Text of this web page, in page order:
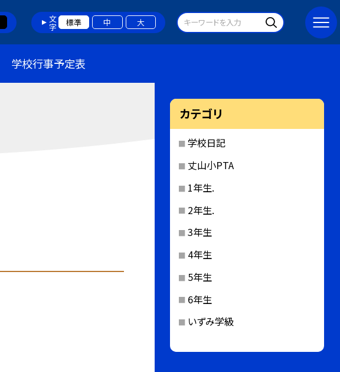
文字 標準 中 大
学校行事予定表
カテゴリ
学校日記
丈山小PTA
1年生.
2年生.
3年生
4年生
5年生
6年生
いずみ学級